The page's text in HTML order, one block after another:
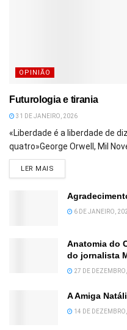
OPINIÃO
Futurologia e tirania
31 DE JANEIRO, 2026
«Liberdade é a liberdade de
quatro»George Orwell, Mil
LER MAIS
6 DE JANEIRO,
Anatomia do
do jornalista
27 DE
A Amiga
14 DE